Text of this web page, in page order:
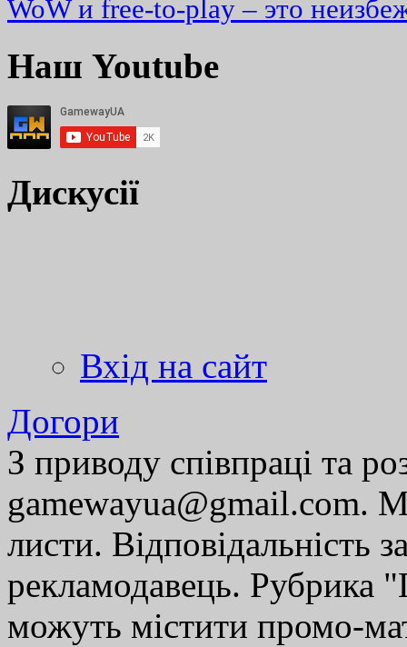
WoW и free-to-play – это
Наш Youtube
Дискусії
Вхід на сайт
Догори
З приводу співпраці та
gamewayua@gmail.com.
листи. Відповідальність
рекламодавець. Рубрика
можуть містити промо-